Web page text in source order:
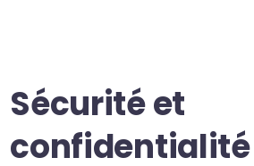
Sécurité et
confidentialité